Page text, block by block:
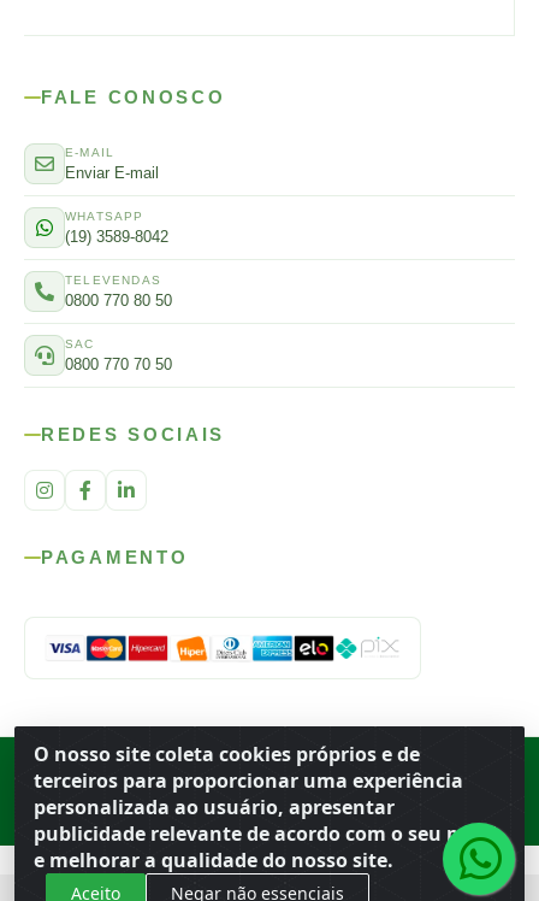
O nosso site coleta cookies próprios e de
terceiros para proporcionar uma experiência
personalizada ao usuário, apresentar
publicidade relevante de acordo com o seu perfil
e melhorar a qualidade do nosso site.
Aceito Negar não essenciais
FALE CONOSCO
E-MAIL
Enviar E-mail
WHATSAPP
(19) 3589-8042
TELEVENDAS
0800 770 80 50
SAC
0800 770 70 50
REDES SOCIAIS
PAGAMENTO
Porto Ferreira ·BR
· CNPJ 56.679.863/0001-91
© 2026 Atacado Ideal